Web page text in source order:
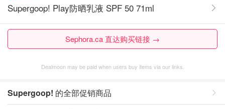
Supergoop! Play防晒乳液 SPF 50 71ml
Sephora.ca 直达购买链接 →
Dealmoon may be paid when users buy items via our links.
Supergoop! 的全部促销商品